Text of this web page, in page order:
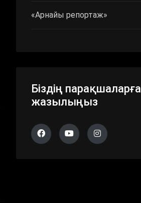
«Арнайы репортаж»
Біздің парақшаларға
жазылыңыз